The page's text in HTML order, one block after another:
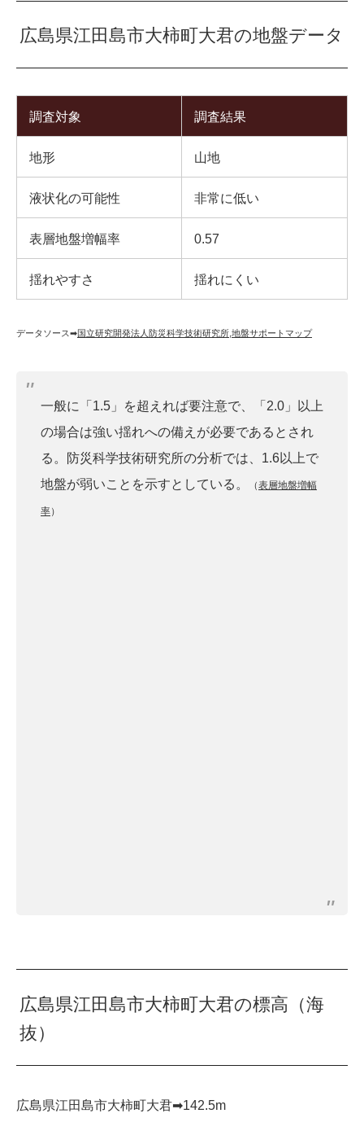
広島県江田島市大柿町大君の地盤データ
調査対象 調査結果
地形 山地
液状化の可能性 非常に低い
表層地盤増幅率 0.57
揺れやすさ 揺れにくい
データソース➡︎国立研究開発法人防災科学技術研究所 地盤サポートマップ
一般に「1.5」を超えれば要注意で、「2.0」以上
の場合は強い揺れへの備えが必要であるとされ
る。防災科学技術研究所の分析では、1.6以上で
地盤が弱いことを示すとしている。
（表層地盤増幅
率）
広島県江田島市大柿町大君の標高（海
抜）
広島県江田島市大柿町大君➡︎142.5m